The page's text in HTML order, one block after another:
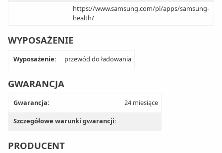
https://www.samsung.com/pl/apps/samsung-
health/
WYPOSAŻENIE
Wyposażenie: przewód do ładowania
GWARANCJA
Gwarancja: 24 miesiące
Szczegółowe warunki gwarancji:
PRODUCENT